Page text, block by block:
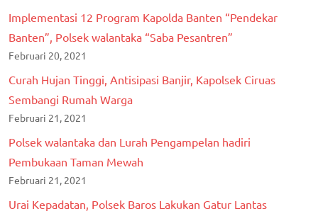
Implementasi 12 Program Kapolda Banten “Pendekar
Banten”, Polsek walantaka “Saba Pesantren”
Februari 20, 2021
Curah Hujan Tinggi, Antisipasi Banjir, Kapolsek Ciruas
Sembangi Rumah Warga
Februari 21, 2021
Polsek walantaka dan Lurah Pengampelan hadiri
Pembukaan Taman Mewah
Februari 21, 2021
Urai Kepadatan, Polsek Baros Lakukan Gatur Lantas